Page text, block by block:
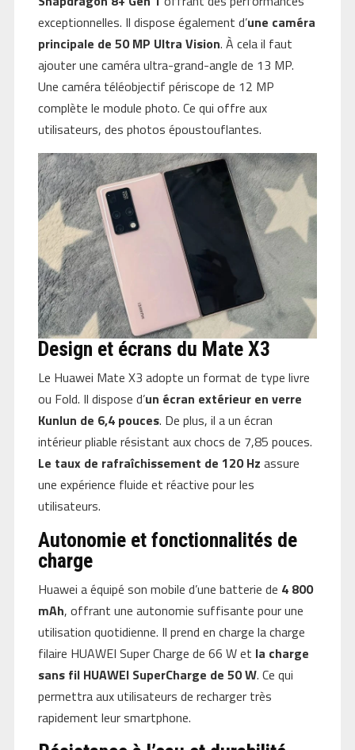
exceptionnelles. Il dispose également d’une caméra
principale de 50 MP Ultra Vision. À cela il faut
ajouter une caméra ultra-grand-angle de 13 MP.
Une caméra téléobjectif périscope de 12 MP
complète le module photo. Ce qui offre aux
utilisateurs, des photos époustouflantes.
Design et écrans du Mate X3
Le Huawei Mate X3 adopte un format de type livre
ou Fold. Il dispose d’un écran extérieur en verre
Kunlun de 6,4 pouces. De plus, il a un écran
intérieur pliable résistant aux chocs de 7,85 pouces.
Le taux de rafraîchissement de 120 Hz assure
une expérience fluide et réactive pour les
utilisateurs.
Autonomie et fonctionnalités de
charge
Huawei a équipé son mobile d’une batterie de 4 800
mAh, offrant une autonomie suffisante pour une
utilisation quotidienne. Il prend en charge la charge
filaire HUAWEI Super Charge de 66 W et la charge
sans fil HUAWEI SuperCharge de 50 W. Ce qui
permettra aux utilisateurs de recharger très
rapidement leur smartphone.